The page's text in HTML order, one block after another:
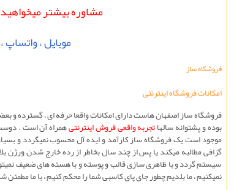
مشاوره بيشتر
موبايل ، واتساپ ،
فروشگاه ساز
امکانات فروشگاه اینترنتی
فروشگاه ساز اصفهان هاست دارای امکانات واقعا حرفه ای ، گسترده
بوده و پشتوانه سالهاتجربه واقعی فروش اينترنتیهمراه آن است .
موجود است یک فروشگاه ساز کارآمد و ایده آل محسوب نميگردد و
گزافی مطالبه میکند یا پس از چند سال بخاطر از رده خارج شدن ورژن
سيستم گردد و با ظاهری سازی قالب و پوسته و با هسته های ضعیف
نميکنيم ، ما بلديم چطور جای پای کاسبی شما را محکم کنيم ، با ما مطمئن